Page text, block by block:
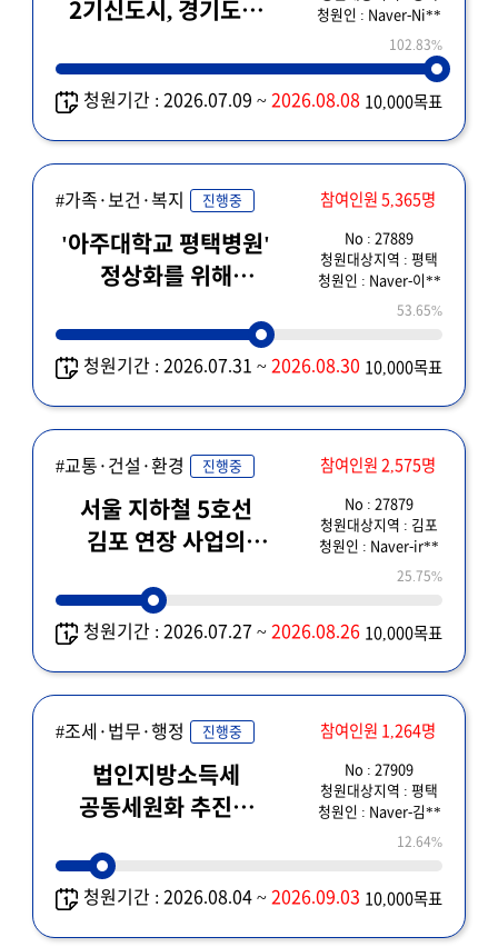
2기신도시, 경기도는
회피할 것인가!
청원인 : Naver-Ni**
102.83%
청원기간 : 2026.07.09 ~2026.08.08 10,000목표
#가족·보건·복지 진행중 참여인원 5,365명
'아주대학교 평택병원'
정상화를 위해
마련을 요청합니다.
No : 27889
청원대상지역 : 평택
청원인 : Naver-이**
53.65%
청원기간 : 2026.07.31 ~2026.08.30 10,000목표
#교통·건설·환경 진행중 참여인원 2,575명
서울 지하철 5호선
김포 연장 사업의
경기도의 적극적인
역할을 요청드립니다.
No : 27879
청원대상지역 : 김포
청원인 : Naver-ir**
25.75%
청원기간 : 2026.07.27 ~2026.08.26 10,000목표
#조세·법무·행정 진행중 참여인원 1,264명
법인지방소득세
공동세원화 추진을
No : 27909
청원대상지역 : 평택
청원인 : Naver-김**
12.64%
청원기간 : 2026.08.04 ~2026.09.03 10,000목표